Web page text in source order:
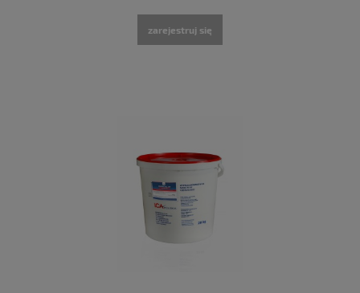
zarejestruj się